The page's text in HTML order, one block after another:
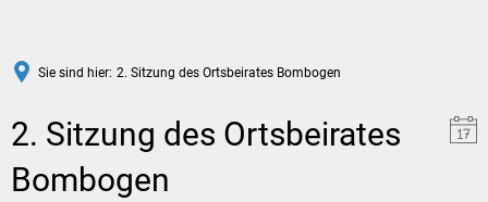
Sie sind hier: 2. Sitzung des Ortsbeirates Bombogen
2. Sitzung des Ortsbeirates
Bombogen